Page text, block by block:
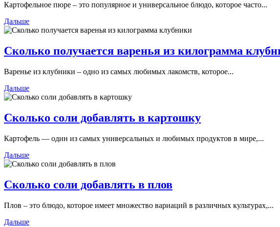
Картофельное пюре – это популярное и универсальное блюдо, которое часто...
Дальше
Сколько получается варенья из килограмма
Варенье из клубники – одно из самых любимых лакомств, которое...
Дальше
Сколько соли добавлять в картошку
Картофель — один из самых универсальных и любимых продуктов в мире,...
Дальше
Сколько соли добавлять в плов
Плов – это блюдо, которое имеет множество вариаций в различных культурах,...
Дальше